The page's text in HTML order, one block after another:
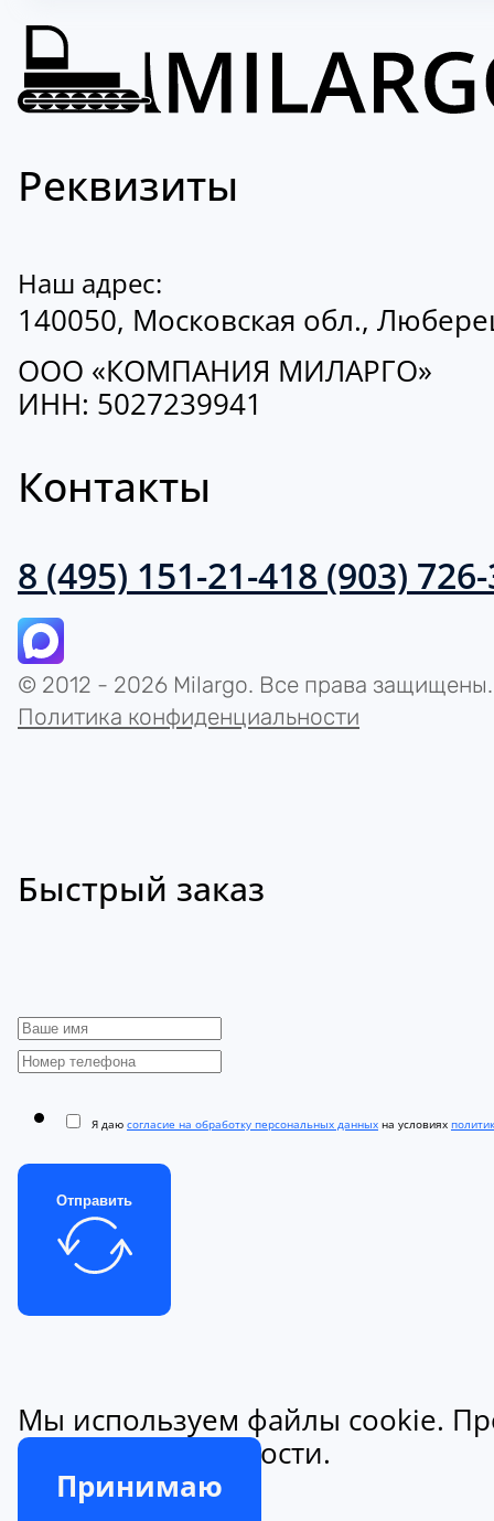
Реквизиты
Наш адрес:
140050, Московская обл.,
ООО «КОМПАНИЯ МИЛАРГО»
ИНН: 5027239941
Контакты
8 (495) 151-21-418 (903)
© 2012 - 2026 Milargo. Все права защищены.
Политика конфиденциальности
Быстрый заказ
Я даю согласие на обработку персональных данных на условиях
Отправить
Мы используем файлы cookie.
конфиденциальности.
Принимаю